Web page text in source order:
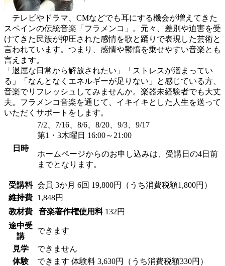
テレビやドラマ、CMなどでも耳にする機会が増えてきた
スペインの伝統音楽「フラメンコ」。元々、差別や迫害を受
けてきた民族が抑圧された感情を歌と踊りで表現した芸術と
言われています。つまり、感情や鬱憤を乗せやすい音楽とも
言えます。
「退屈な日常から解放されたい」「ストレスが溜まってい
る」「なんとなくエネルギーが足りない」と感じている方、
音楽でリフレッシュしてみませんか。楽器未経験者でも大丈
夫。フラメンコ音楽を通じて、イキイキとした人生を送って
いただくサポートをします。
日時
7/2、7/16、8/6、8/20、9/3、9/17
第1・3木曜日 16:00～21:00
ホームページからのお申し込みは、受講日の4日前
までとなります。
受講料 会員 3か月 6回 19,800円（うち消費税額1,800円）
維持費
1,848円
教材費
音楽著作権使用料 132円
途中受
講
できます
見学
できません
体験
できます 体験料 3,630円（うち消費税額330円）